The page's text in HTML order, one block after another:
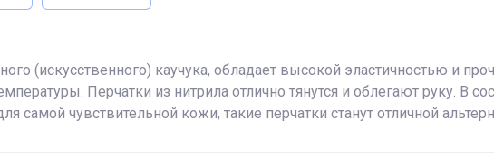
(искусственного) каучука, обладает высокой эластичностью и
Перчатки из нитрила отлично тянутся и облегают руку. В
самой чувствительной кожи, такие перчатки станут отличной